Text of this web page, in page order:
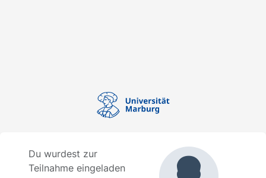
Du wurdest zur
Teilnahme eingeladen